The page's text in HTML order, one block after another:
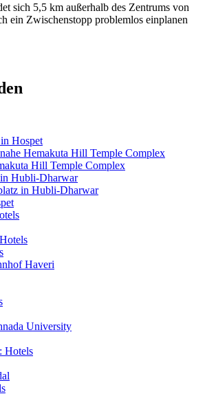
sich 5,5 km außerhalb des Zentrums von
ein Zwischenstopp problemlos einplanen
Hospet
Hemakuta Hill Temple Complex
Hill Temple Complex
Hubli-Dharwar
in Hubli-Dharwar
Haveri
University
Hotels